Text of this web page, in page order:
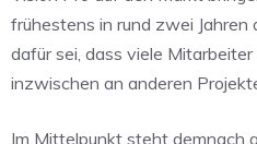
frühestens in rund zwei Jahren
dafür sei, dass viele
inzwischen an anderen
Im Mittelpunkt steht demnach